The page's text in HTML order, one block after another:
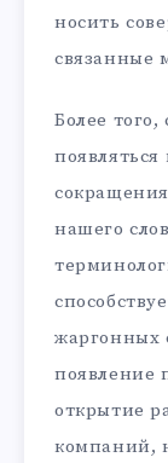
носить
связанные
Более
нашего
жаргонных
появление
открытие
компаний,